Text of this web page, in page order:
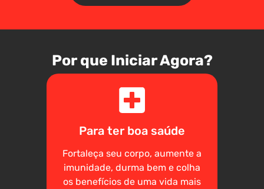
Por que Iniciar Agora?
Para ter boa saúde
Fortaleça seu corpo, aumente a
imunidade, durma bem e colha
os benefícios de uma vida mais